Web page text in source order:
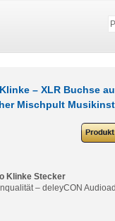
– XLR Buchse
Mischpult
6,3mm
Klinke Stecker
– deleyCON